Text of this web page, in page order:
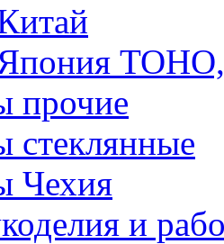
прочие
стеклянные
Чехия
и